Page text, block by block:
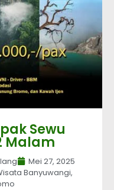
Sewu
Malam
Mei 27, 2025
Banyuwangi,